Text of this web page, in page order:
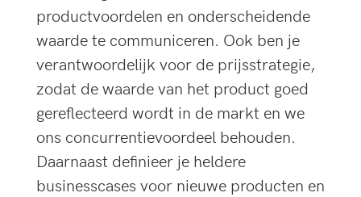
productvoordelen en onderscheidende
waarde te communiceren. Ook ben je
verantwoordelijk voor de prijsstrategie,
zodat de waarde van het product goed
gereflecteerd wordt in de markt en we
ons concurrentievoordeel behouden.
Daarnaast definieer je heldere
businesscases voor nieuwe producten en